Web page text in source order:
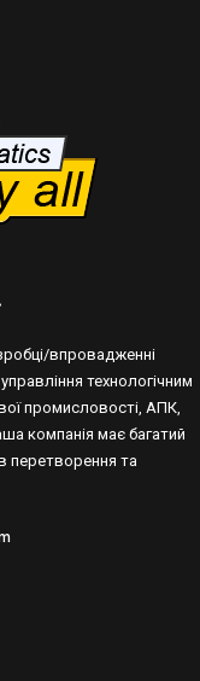
впровадженні
технологічним
промисловості, АПК,
компанія має багатий
перетворення та